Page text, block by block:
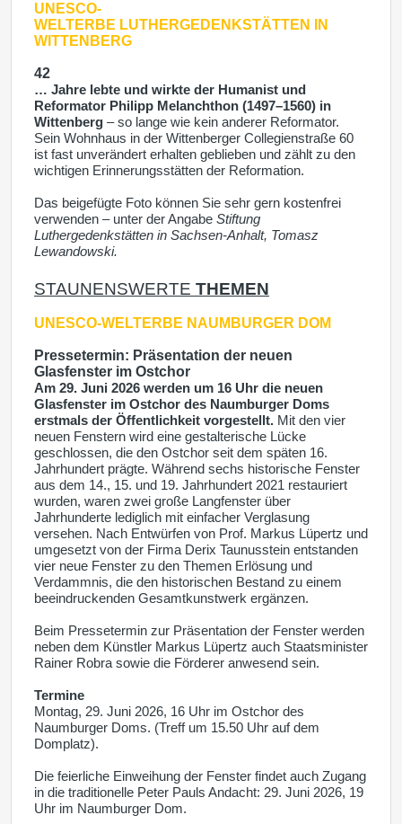
UNESCO-
WELTERBE LUTHERGEDENKSTÄTTEN IN
WITTENBERG
42
… Jahre lebte und wirkte der Humanist und
Reformator Philipp Melanchthon (1497–1560) in
Wittenberg – so lange wie kein anderer Reformator.
Sein Wohnhaus in der Wittenberger Collegienstraße 60
ist fast unverändert erhalten geblieben und zählt zu den
wichtigen Erinnerungsstätten der Reformation.
Das beigefügte Foto können Sie sehr gern kostenfrei
verwenden – unter der Angabe Stiftung
Luthergedenkstätten in Sachsen-Anhalt, Tomasz
Lewandowski.
STAUNENSWERTE THEMEN
UNESCO-WELTERBE NAUMBURGER DOM
Pressetermin: Präsentation der neuen
Glasfenster im Ostchor
Am 29. Juni 2026 werden um 16 Uhr die neuen
Glasfenster im Ostchor des Naumburger Doms
erstmals der Öffentlichkeit vorgestellt. Mit den vier
neuen Fenstern wird eine gestalterische Lücke
geschlossen, die den Ostchor seit dem späten 16.
Jahrhundert prägte. Während sechs historische Fenster
aus dem 14., 15. und 19. Jahrhundert 2021 restauriert
wurden, waren zwei große Langfenster über
Jahrhunderte lediglich mit einfacher Verglasung
versehen. Nach Entwürfen von Prof. Markus Lüpertz und
umgesetzt von der Firma Derix Taunusstein entstanden
vier neue Fenster zu den Themen Erlösung und
Verdammnis, die den historischen Bestand zu einem
beeindruckenden Gesamtkunstwerk ergänzen.
Beim Pressetermin zur Präsentation der Fenster werden
neben dem Künstler Markus Lüpertz auch Staatsminister
Rainer Robra sowie die Förderer anwesend sein.
Termine
Montag, 29. Juni 2026, 16 Uhr im Ostchor des
Naumburger Doms. (Treff um 15.50 Uhr auf dem
Domplatz).
Die feierliche Einweihung der Fenster findet auch Zugang
in die traditionelle Peter Pauls Andacht: 29. Juni 2026, 19
Uhr im Naumburger Dom.